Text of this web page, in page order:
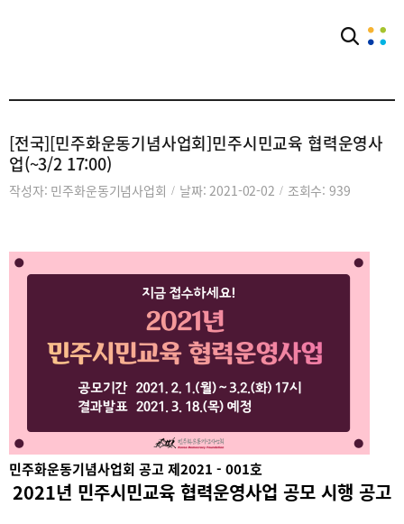
[전국][민주화운동기념사업회]민주시민교육 협력운영사
업(~3/2 17:00)
작성자: 민주화운동기념사업회 / 날짜: 2021-02-02 / 조회수: 939
민주화운동기념사업회 공고 제2021 - 001호
2021년 민주시민교육 협력운영사업 공모 시행 공고